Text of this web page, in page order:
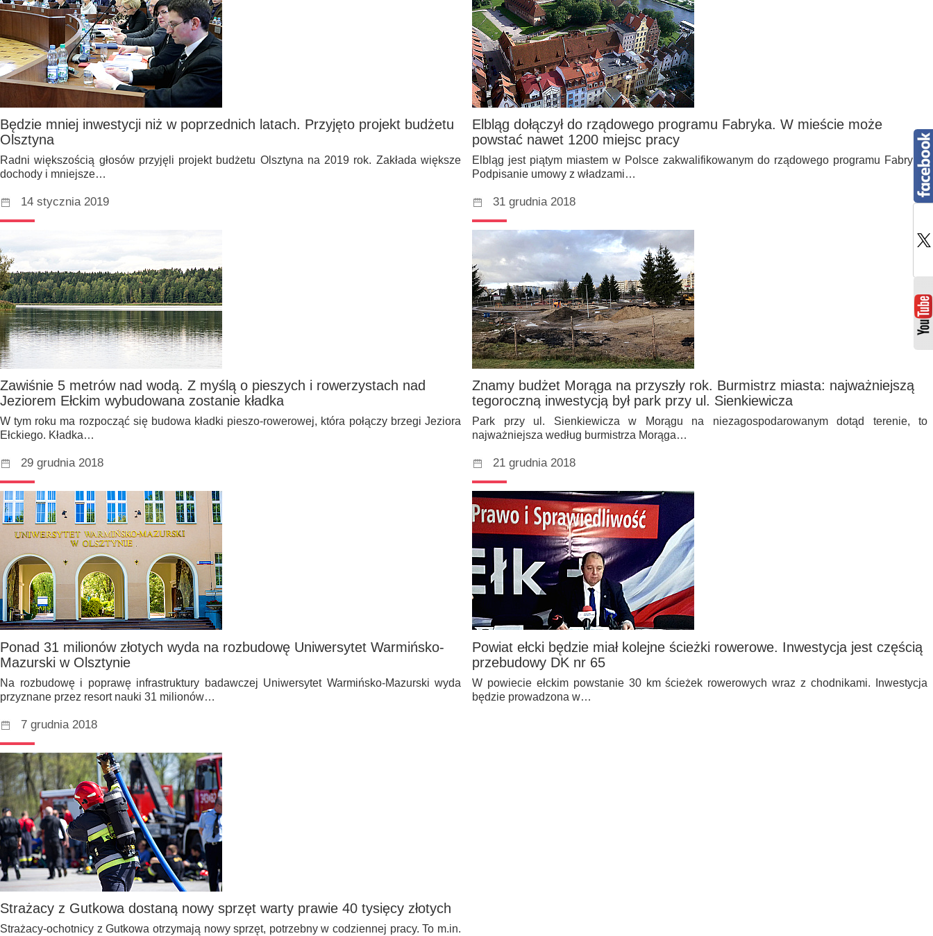
Będzie mniej inwestycji niż w poprzednich latach. Przyjęto projekt budżetu
Olsztyna
Radni większością głosów przyjęli projekt budżetu Olsztyna na 2019 rok. Zakłada większe
dochody i mniejsze…
Elbląg dołączył do rządowego programu Fabryka. W mieście może
powstać nawet 1200 miejsc pracy
Elbląg jest piątym miastem w Polsce zakwalifikowanym do rządowego programu Fabryka.
Podpisanie umowy z władzami…
14 stycznia 2019
Zawiśnie 5 metrów nad wodą. Z myślą o pieszych i rowerzystach nad
Jeziorem Ełckim wybudowana zostanie kładka
W tym roku ma rozpocząć się budowa kładki pieszo-rowerowej, która połączy brzegi Jeziora
Ełckiego. Kładka…
31 grudnia 2018
Znamy budżet Morąga na przyszły rok. Burmistrz miasta: najważniejszą
tegoroczną inwestycją był park przy ul. Sienkiewicza
Park przy ul. Sienkiewicza w Morągu na niezagospodarowanym dotąd terenie, to
najważniejsza według burmistrza Morąga…
29 grudnia 2018
Ponad 31 milionów złotych wyda na rozbudowę Uniwersytet Warmińsko-
Mazurski w Olsztynie
Na rozbudowę i poprawę infrastruktury badawczej Uniwersytet Warmińsko-Mazurski wyda
przyznane przez resort nauki 31 milionów…
21 grudnia 2018
Powiat ełcki będzie miał kolejne ścieżki rowerowe. Inwestycja jest częścią
przebudowy DK nr 65
W powiecie ełckim powstanie 30 km ścieżek rowerowych wraz z chodnikami. Inwestycja
będzie prowadzona w…
7 grudnia 2018
Strażacy z Gutkowa dostaną nowy sprzęt warty prawie 40 tysięcy złotych
Strażacy-ochotnicy z Gutkowa otrzymają nowy sprzęt, potrzebny w codziennej pracy. To m.in.